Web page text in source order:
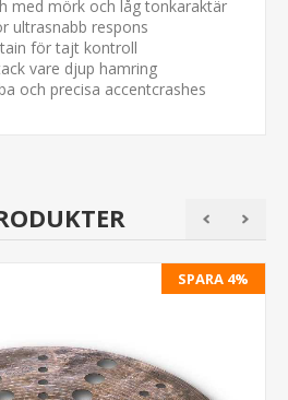
med mörk och låg tonkaraktär
ultrasnabb respons
för tajt kontroll
vare djup hamring
och precisa accentcrashes
SPARA 4%